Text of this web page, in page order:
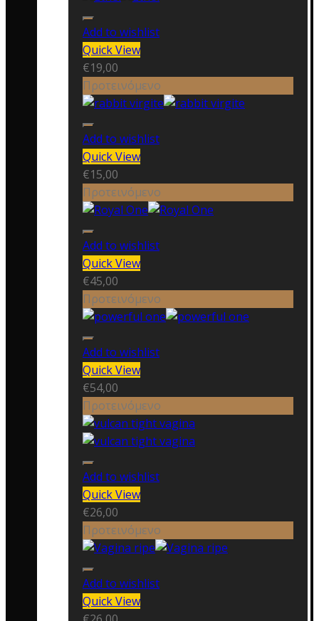
Add to wishlist
Quick View
€19,00
Προτεινόμενο
Add to wishlist
Quick View
€15,00
Προτεινόμενο
Add to wishlist
Quick View
€45,00
Προτεινόμενο
Add to wishlist
Quick View
€54,00
Προτεινόμενο
Add to wishlist
Quick View
€26,00
Προτεινόμενο
Add to wishlist
Quick View